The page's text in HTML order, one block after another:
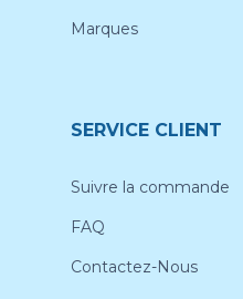
Marques
SERVICE CLIENT
Suivre la commande
FAQ
Contactez-Nous